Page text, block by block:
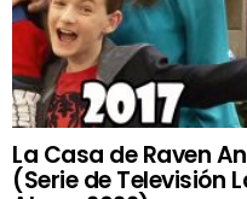
La Casa de Raven
(Serie de Televisión